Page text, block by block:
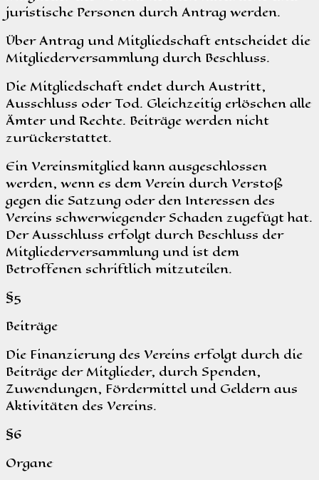
juristische Personen durch Antrag werden.
Über Antrag und Mitgliedschaft entscheidet die
Mitgliederversammlung durch Beschluss.
Die Mitgliedschaft endet durch Austritt,
Ausschluss oder Tod. Gleichzeitig erlöschen alle
Ämter und Rechte. Beiträge werden nicht
zurückerstattet.
Ein Vereinsmitglied kann ausgeschlossen
werden, wenn es dem Verein durch Verstoß
gegen die Satzung oder den Interessen des
Vereins schwerwiegender Schaden zugefügt hat.
Der Ausschluss erfolgt durch Beschluss der
Mitgliederversammlung und ist dem
Betroffenen schriftlich mitzuteilen.
§5
Beiträge
Die Finanzierung des Vereins erfolgt durch die
Beiträge der Mitglieder, durch Spenden,
Zuwendungen, Fördermittel und Geldern aus
Aktivitäten des Vereins.
§6
Organe